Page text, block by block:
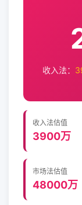
收入法：
收入法估值
3900万
市场法估值
48000万